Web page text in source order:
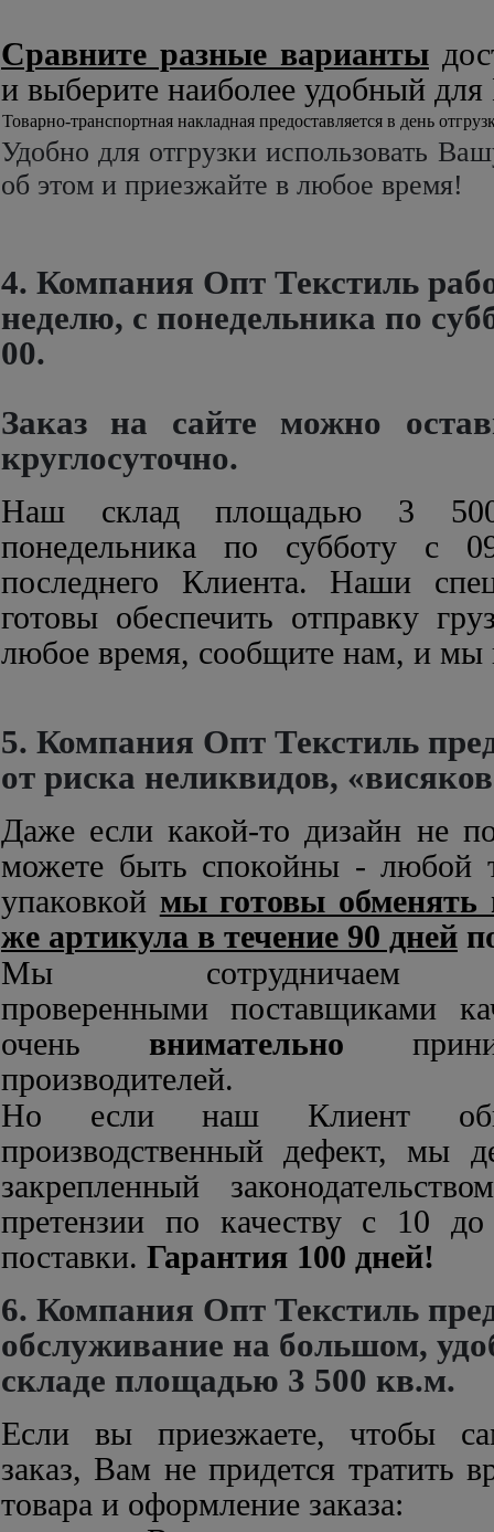
Сравните разные варианты
и выберите наиболее удобный для
Товарно-транспортная накладная предоставляется в день
Удобно для отгрузки использовать
об этом и приезжайте в любое время!
4. Компания Опт Текстиль р
неделю, с понедельника по
00.
Заказ на сайте можно
круглосуточно.
Наш склад площадью 3
понедельника по субботу с
последнего Клиента. Наши
готовы обеспечить отправку
любое время, сообщите нам, и мы
5. Компания Опт Текстиль
от риска неликвидов,
Даже если какой-то дизайн не
можете быть спокойны - любой
упаковкой мы готовы обменять
же артикула в течение 90 дней
Мы
проверенными поставщиками
очень внимательно
производителей.
Но если наш Клиент
производственный дефект, мы
закрепленный
претензии по качеству с 10
поставки. Гарантия 100 дней!
6. Компания Опт Текстиль
обслуживание на большом,
складе площадью 3 500 кв.м.
Если вы приезжаете, чтобы
заказ, Вам не придется тратить
товара и оформление заказа: